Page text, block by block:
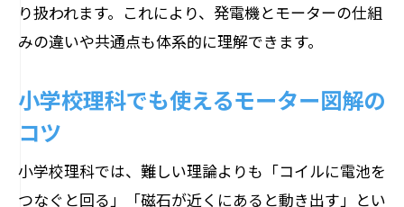
り扱われます。これにより、発電機とモーターの仕組
みの違いや共通点も体系的に理解できます。
小学校理科でも使えるモーター図解の
コツ
小学校理科では、難しい理論よりも「コイルに電池を
つなぐと回る」「磁石が近くにあると動き出す」とい